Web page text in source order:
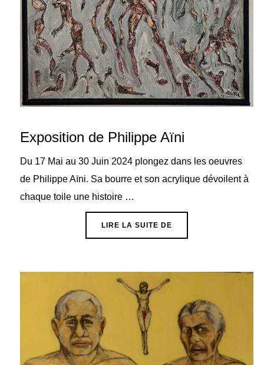
Exposition de Philippe Aïni
Du 17 Mai au 30 Juin 2024 plongez dans les oeuvres
de Philippe Aïni. Sa bourre et son acrylique dévoilent à
chaque toile une histoire …
LIRE LA SUITE DE